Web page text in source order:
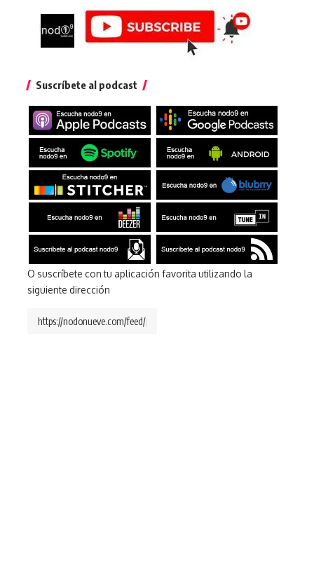
Suscríbete al podcast
O suscríbete con tu aplicación favorita utilizando la
siguiente dirección